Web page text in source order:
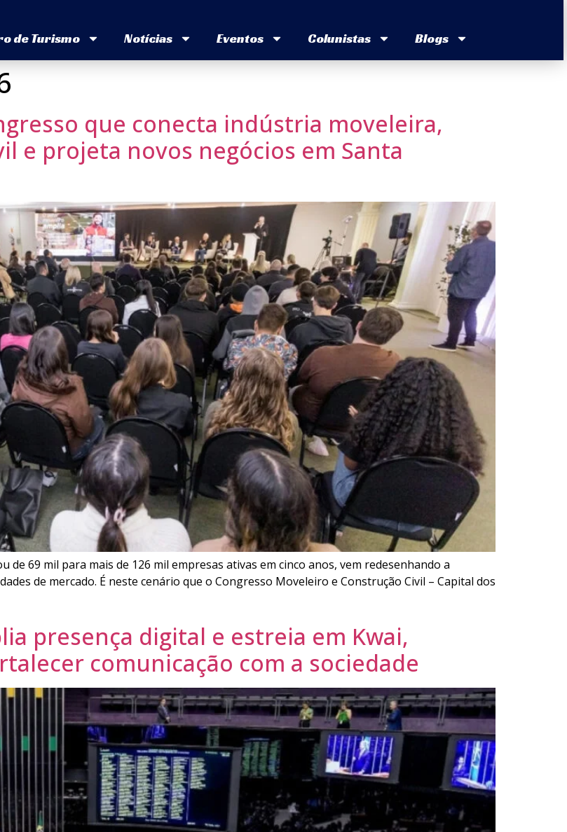
de Turismo Notícias Eventos Colunistas Blogs
que conecta indústria moveleira,
e projeta novos negócios em Santa
de 69 mil para mais de 126 mil empresas ativas em cinco anos, vem redesenhando a
de mercado. É neste cenário que o Congresso Moveleiro e Construção Civil – Capital dos
presença digital e estreia em Kwai,
comunicação com a sociedade